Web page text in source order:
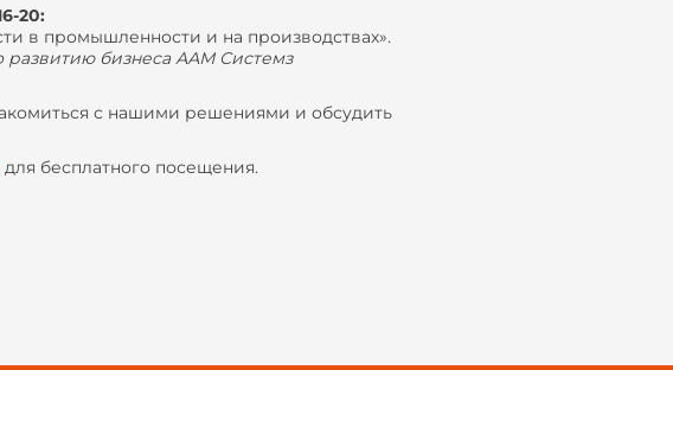
20:
в промышленности и на производствах».
бизнеса ААМ Системз
с нашими решениями и обсудить
для бесплатного посещения.